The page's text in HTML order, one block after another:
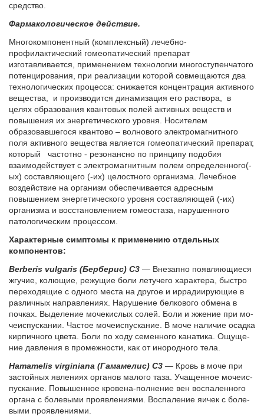
средство.
Фармакологическое действие.
Многокомпонентный (комплексный) лечебно-
профилактический гомеопатический препарат
изготавливается, применением технологии многоступенчатого
потенцирования, при реализации которой совмещаются два
технологических процесса: снижается концентрация активного
вещества, и производится динамизация его раствора, в
целях образования квантовых полей активных веществ и
повышения их энергетического уровня. Носителем
образовавшегося квантово – волнового электромагнитного
поля активного вещества является гомеопатический препарат,
который частотно - резонансно по принципу подобия
взаимодействует с электромагнитным полем определенного(-
ых) составляющего (-их) целостного организма. Лечебное
воздействие на организм обеспечивается адресным
повышением энергетического уровня составляющей (-их)
организма и восстановлением гомеостаза, нарушенного
патологическим процессом.
Характерные симптомы к применению отдельных
компонентов:
Berberis vulgaris (Бер­бе­рис) C3 — Вне­зап­но по­яв­ля­ю­щи­е­ся
жгу­чие, ко­лю­щие, ре­жу­щие бо­ли ле­ту­че­го ха­рак­те­ра, быст­ро
пе­ре­хо­дя­щие с од­но­го ме­ста на дру­гое и ир­ра­ди­и­ру­ю­щие в
раз­лич­ных на­прав­ле­ни­ях. На­ру­ше­ние бел­ко­во­го об­ме­на в
поч­ках. Вы­де­ле­ние мо­че­кис­лых со­лей. Бо­ли и жже­ние при мо­
че­ис­пус­ка­нии. Ча­стое мо­че­ис­пус­ка­ние. В мо­че на­ли­чие осад­ка
кир­пич­но­го цве­та. Бо­ли по хо­ду се­мен­но­го ка­на­ти­ка. Ощу­ще­
ние да­вле­ния в про­меж­но­сти, как от ино­род­но­го те­ла.
Hamamelis virginiana (Га­ма­ме­лис) C3 — Кровь в мо­че при
за­стой­ных яв­ле­ни­ях ор­га­нов ма­ло­го та­за. Уча­щен­ное мо­че­ис­
пус­ка­ние. По­вы­шен­ное кро­ве­на-пол­не­ние вен вос­па­лен­но­го
ор­га­на с бо­ле­вы­ми про­яв­ле­ни­я­ми. Вос­па­ле­ние яичек с бо­ле­
вы­ми про­яв­ле­ни­я­ми.